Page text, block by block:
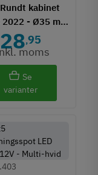
kabinet
2022 - Ø35 mm
eller Krom
28,95
moms
Se
varianter